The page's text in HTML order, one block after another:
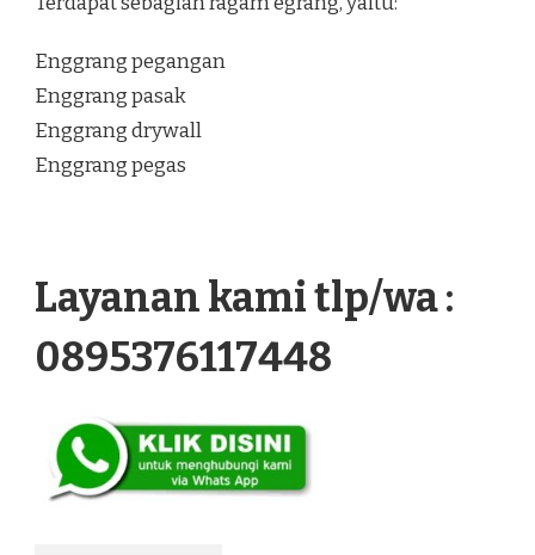
Enggrang pegangan
Enggrang pasak
Enggrang drywall
Enggrang pegas
Layanan kami tlp/wa :
0895376117448